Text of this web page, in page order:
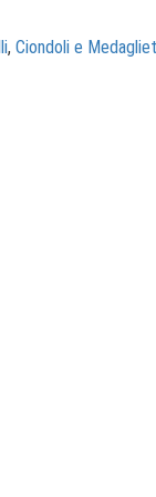
,Ciondoli e